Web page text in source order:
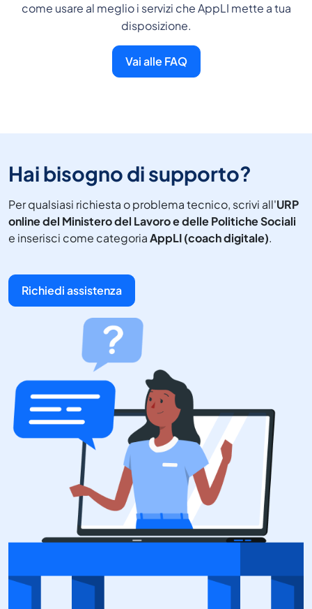
come usare al meglio i servizi che AppLI mette a tua
disposizione.
Vai alle FAQ
Hai bisogno di supporto?
Per qualsiasi richiesta o problema tecnico, scrivi all'URP
online del Ministero del Lavoro e delle Politiche Sociali
e inserisci come categoriaAppLI (coach digitale).
Richiedi assistenza